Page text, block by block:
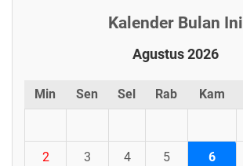
Kalender Bulan Ini
Agustus 2026
Min Sen Sel Rab Kam
2 3 4 5 6